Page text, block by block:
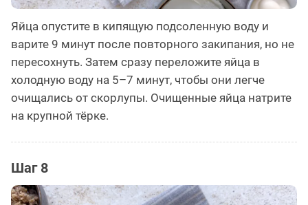
Яйца опустите в кипящую подсоленную воду и
варите 9 минут после повторного закипания, но не
пересохнуть. Затем сразу переложите яйца в
холодную воду на 5–7 минут, чтобы они легче
очищались от скорлупы. Очищенные яйца натрите
на крупной тёрке.
Шаг 8